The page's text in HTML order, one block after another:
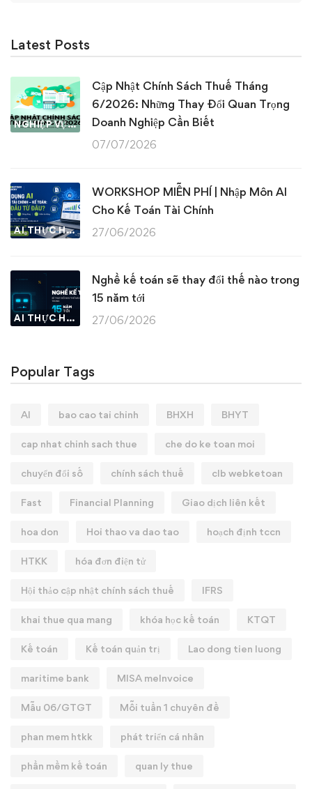
Latest Posts
NGHIỆP VỤ KẾ TOÁN & THUẾ
Cập Nhật Chính Sách Thuế Tháng
6/2026: Những Thay Đổi Quan Trọng
Doanh Nghiệp Cần Biết
07/07/2026
AI THỰC HÀNH
WORKSHOP MIỄN PHÍ | Nhập Môn AI
Cho Kế Toán Tài Chính
27/06/2026
AI THỰC HÀNH
Nghề kế toán sẽ thay đổi thế nào trong
15 năm tới
27/06/2026
Popular Tags
AI bao cao tai chinh BHXH BHYT
cap nhat chinh sach thue che do ke toan moi
chuyển đổi số chính sách thuế clb webketoan
Fast Financial Planning Giao dịch liên kết
hoa don Hoi thao va dao tao hoạch định tccn
HTKK hóa đơn điện tử
Hội thảo cập nhật chính sách thuế IFRS
khai thue qua mang khóa học kế toán KTQT
Kế toán Kế toán quản trị Lao dong tien luong
maritime bank MISA meInvoice
Mẫu 06/GTGT Mỗi tuần 1 chuyên đề
phan mem htkk phát triển cá nhân
phần mềm kế toán quan ly thue